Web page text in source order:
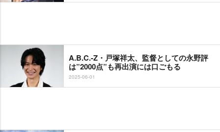
A.B.C.-Z・戸塚祥太、監督としての永野評
は”2000点”も再出演には口ごもる
2025-06-01